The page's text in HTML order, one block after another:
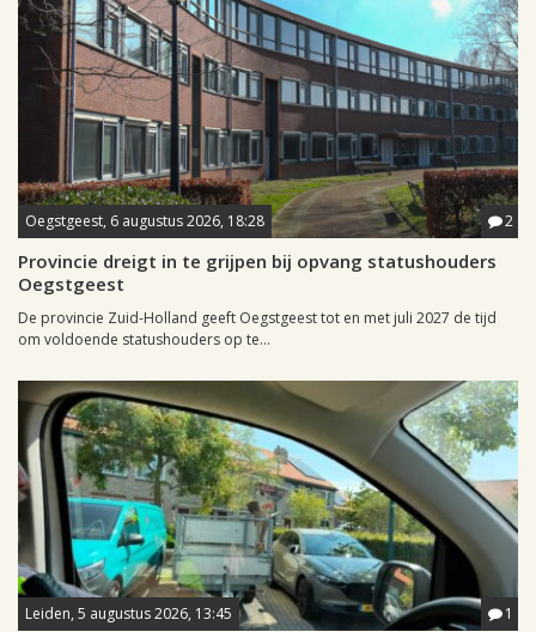
Oegstgeest, 6 augustus 2026, 18:28 2
Provincie dreigt in te grijpen bij opvang statushouders
Oegstgeest
De provincie Zuid-Holland geeft Oegstgeest tot en met juli 2027 de tijd
om voldoende statushouders op te...
Leiden, 5 augustus 2026, 13:45 1